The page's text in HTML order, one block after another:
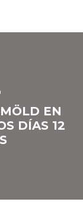
EN
DÍAS 12